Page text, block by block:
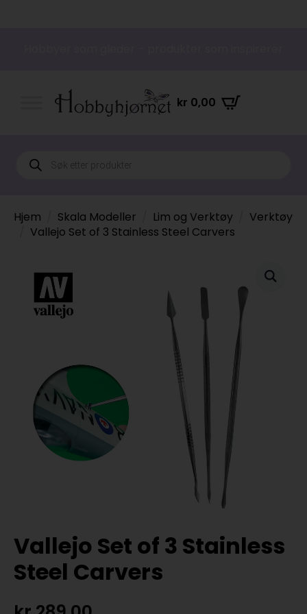
kr 0,00
Products
search
Hjem Skala Modeller Lim og Verktøy
Verktøy
Vallejo Set of 3 Stainless Steel Carvers
Vallejo Set of 3 Stainless
Steel Carvers